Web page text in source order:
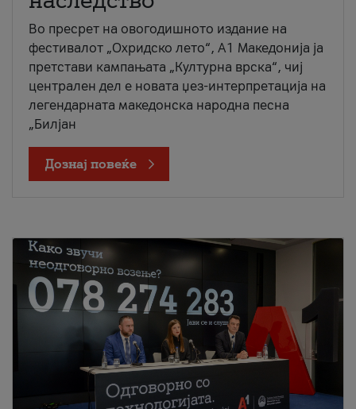
Во пресрет на овогодишното издание на
фестивалот „Охридско лето“, А1 Македонија ја
претстави кампањата „Културна врска“, чиј
централен дел е новата џез-интерпретација на
легендарната македонска народна песна
„Билјан
Дознај повеќе